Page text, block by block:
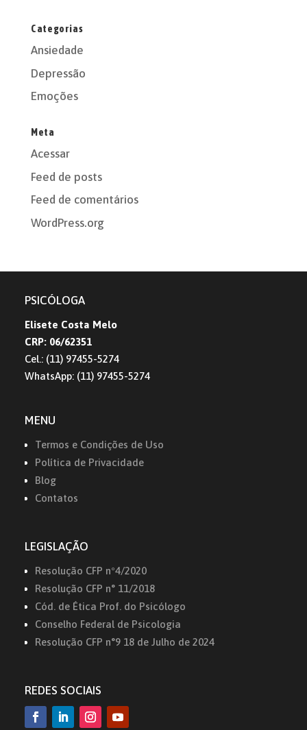
Categorias
Ansiedade
Depressão
Emoções
Meta
Acessar
Feed de posts
Feed de comentários
WordPress.org
PSICÓLOGA
Elisete Costa Melo
CRP: 06/62351
Cel.: (11) 97455-5274
WhatsApp: (11) 97455-5274
MENU
Termos e Condições de Uso
Política de Privacidade
Blog
Contatos
LEGISLAÇÃO
Resolução CFP nº4/2020
Resolução CFP n° 11/2018
Cód. de Ética Prof. do Psicólogo
Conselho Federal de Psicologia
Resolução CFP n°9 18 de Julho de 2024
REDES SOCIAIS